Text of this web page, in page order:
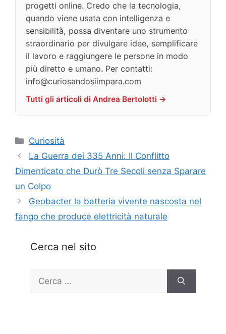
progetti online. Credo che la tecnologia,
quando viene usata con intelligenza e
sensibilità, possa diventare uno strumento
straordinario per divulgare idee, semplificare
il lavoro e raggiungere le persone in modo
più diretto e umano. Per contatti:
info@curiosandosiimpara.com
Tutti gli articoli di Andrea Bertolotti →
Categorie
Curiosità
La Guerra dei 335 Anni: Il Conflitto
Dimenticato che Durò Tre Secoli senza Sparare
un Colpo
Geobacter la batteria vivente nascosta nel
fango che produce elettricità naturale
Cerca nel sito
per: